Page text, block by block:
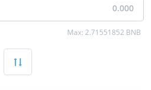
Max:2.71551852 BNB